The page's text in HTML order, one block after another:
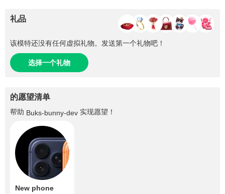
礼品
该模特还没有任何虚拟礼物。发送第一个礼物吧！
选择一个礼物
的愿望清单
帮助 Buks-bunny-dev 实现愿望！
New phone